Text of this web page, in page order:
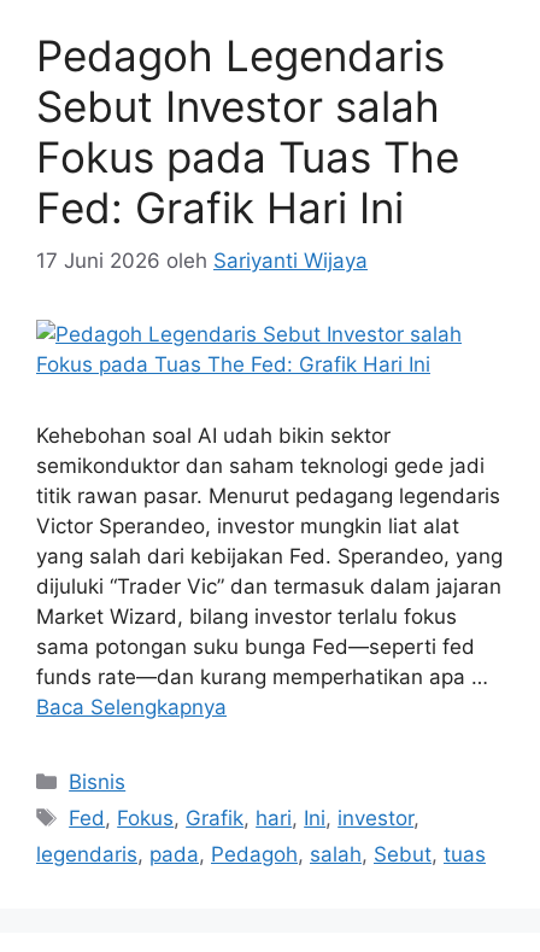
Pedagoh Legendaris
Sebut Investor salah
Fokus pada Tuas The
Fed: Grafik Hari Ini
17 Juni 2026 oleh Sariyanti Wijaya
Kehebohan soal AI udah bikin sektor
semikonduktor dan saham teknologi gede jadi
titik rawan pasar. Menurut pedagang legendaris
Victor Sperandeo, investor mungkin liat alat
yang salah dari kebijakan Fed. Sperandeo, yang
dijuluki “Trader Vic” dan termasuk dalam jajaran
Market Wizard, bilang investor terlalu fokus
sama potongan suku bunga Fed—seperti fed
funds rate—dan kurang memperhatikan apa …
Baca Selengkapnya
Kategori
Bisnis
Tag
Fed, Fokus, Grafik, hari, Ini, investor,
legendaris, pada, Pedagoh, salah, Sebut, tuas